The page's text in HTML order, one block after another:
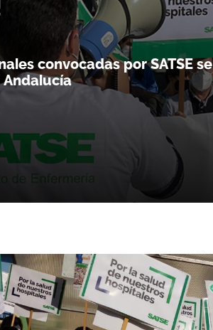
convocadas por SATSE se